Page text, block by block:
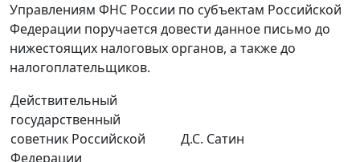
Управлениям ФНС России по субъектам Российской
Федерации поручается довести данное письмо до
нижестоящих налоговых органов, а также до
налогоплательщиков.
Действительный
государственный
советник Российской
Федерации
Д.С. Сатин